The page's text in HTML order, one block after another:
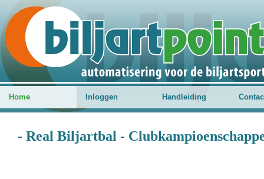
Home Inloggen Handleiding
- Real Biljartbal -